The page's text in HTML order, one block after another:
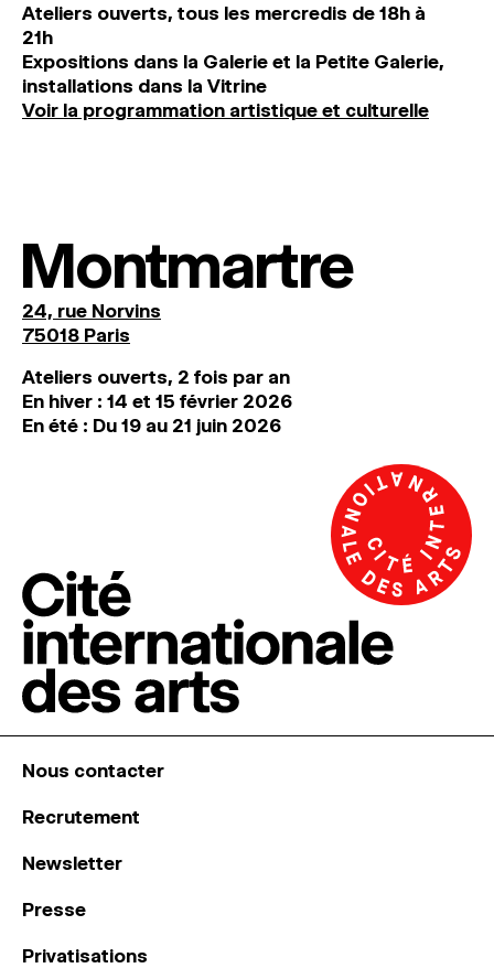
Ateliers ouverts, tous les mercredis de 18h à
21h
Expositions dans la Galerie et la Petite Galerie,
installations dans la Vitrine
Voir la programmation artistique et culturelle
Montmartre
24, rue Norvins
75018 Paris
Ateliers ouverts, 2 fois par an
En hiver : 14 et 15 février 2026
En été : Du 19 au 21 juin 2026
Nous contacter
Recrutement
Newsletter
Presse
Privatisations